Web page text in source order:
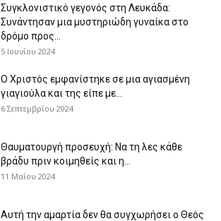
Συγκλονιστικό γεγονός στη Λευκάδα:
Συνάντησαν μια μυστηριώδη γυναίκα στο
δρόμο προς...
5 Ιουνίου 2024
Ο Χριστός εμφανίστηκε σε μια αγιασμένη
γιαγιούλα και της είπε με...
6 Σεπτεμβρίου 2024
Θαυματουργή προσευχή: Να τη λες κάθε
βράδυ πριν κοιμηθείς και η...
11 Μαΐου 2024
Αυτή την αμαρτία δεν θα συγχωρήσει ο Θεός